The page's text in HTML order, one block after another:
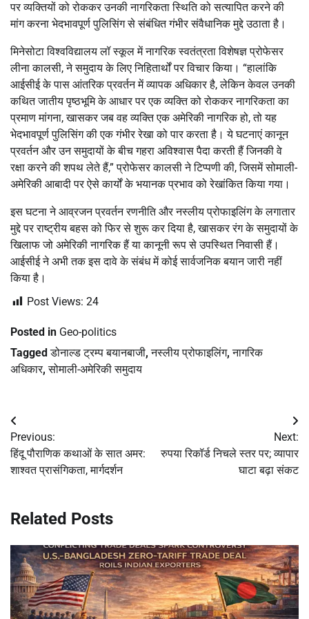
पर व्यक्तियों को रोककर उनकी नागरिकता स्थिति को सत्यापित करने की
मांग करना भेदभावपूर्ण पुलिसिंग से संबंधित गंभीर संवैधानिक मुद्दे उठाता है।
मिनेसोटा विश्वविद्यालय लॉ स्कूल में नागरिक स्वतंत्रता विशेषज्ञ प्रोफेसर
लीना कालसी, ने समुदाय के लिए निहितार्थों पर विचार किया। “हालांकि
आईसीई के पास आंतरिक प्रवर्तन में व्यापक अधिकार है, लेकिन केवल उनकी
कथित जातीय पृष्ठभूमि के आधार पर एक व्यक्ति को रोककर नागरिकता का
प्रमाण मांगना, खासकर जब वह व्यक्ति एक अमेरिकी नागरिक हो, तो यह
भेदभावपूर्ण पुलिसिंग की एक गंभीर रेखा को पार करता है। ये घटनाएं कानून
प्रवर्तन और उन समुदायों के बीच गहरा अविश्वास पैदा करती हैं जिनकी वे
रक्षा करने की शपथ लेते हैं,” प्रोफेसर कालसी ने टिप्पणी की, जिसमें सोमाली-
अमेरिकी आबादी पर ऐसे कार्यों के भयानक प्रभाव को रेखांकित किया गया।
इस घटना ने आव्रजन प्रवर्तन रणनीति और नस्लीय प्रोफाइलिंग के लगातार
मुद्दे पर राष्ट्रीय बहस को फिर से शुरू कर दिया है, खासकर रंग के समुदायों के
खिलाफ जो अमेरिकी नागरिक हैं या कानूनी रूप से उपस्थित निवासी हैं।
आईसीई ने अभी तक इस दावे के संबंध में कोई सार्वजनिक बयान जारी नहीं
किया है।
Post Views: 24
Posted in Geo-politics
Taggedडोनाल्ड ट्रम्प बयानबाजी,नस्लीय प्रोफाइलिंग,नागरिक
अधिकार,सोमाली-अमेरिकी समुदाय
Post
navigation
Previous:
हिंदू पौराणिक कथाओं के सात अमर:
शाश्वत प्रासंगिकता, मार्गदर्शन
Next:
रुपया रिकॉर्ड निचले स्तर पर; व्यापार
घाटा बढ़ा संकट
Related Posts